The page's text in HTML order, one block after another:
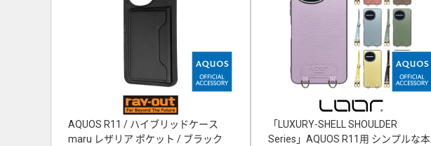
AQUOS R11 / ハイブリッドケース
maru レザリア ポケット / ブラック
「LUXURY-SHELL SHOULDER
Series」AQUOS R11用 シンプルな本